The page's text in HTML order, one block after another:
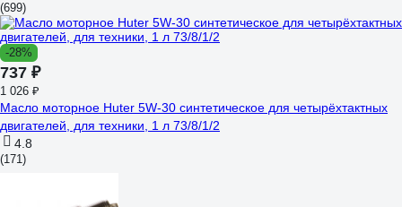
(699)
-28%
737 ₽
1 026 ₽
Масло моторное Huter 5W-30 синтетическое для четырёхтактных
двигателей, для техники, 1 л 73/8/1/2
4.8
(171)